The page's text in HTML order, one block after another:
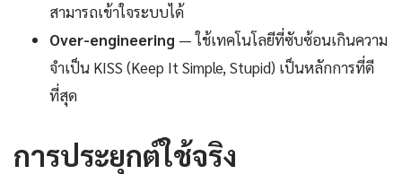
สามารถเข้าใจระบบได้
Over-engineering — ใช้เทคโนโลยีที่ซับซ้อนเกินความ
จำเป็น KISS (Keep It Simple, Stupid) เป็นหลักการที่ดี
ที่สุด
การประยุกต์ใช้จริง